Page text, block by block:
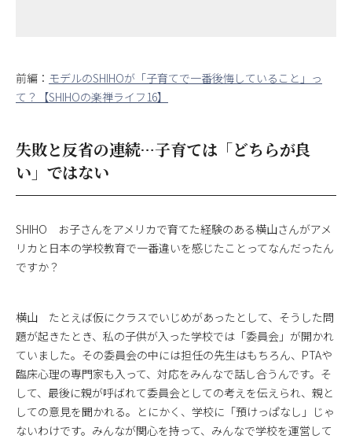
前編： モデルのSHIHOが「子育てで一番後悔していること」っ
て？【SHIHOの楽禅ライフ16】
失敗と反省の連続…子育ては「どちらが良
い」ではない
SHIHO お子さんをアメリカで育てた経験のある横山さんがアメ
リカと日本の学校教育で一番違いを感じたことってなんだったん
ですか？
横山 たとえば仮にクラスでいじめがあったとして、そうした問
題が起きたとき、私の子供が入った学校では「委員会」が開かれ
ていました。その委員会の中には担任の先生はもちろん、PTAや
臨床心理の専門家も入って、対応をみんなで話し合うんです。そ
して、最後に親が呼ばれて委員会としての考えを伝えられ、親と
しての意見を聞かれる。とにかく、学校に「預けっぱなし」じゃ
ないわけです。みんなが関心を持って、みんなで学校を運営して